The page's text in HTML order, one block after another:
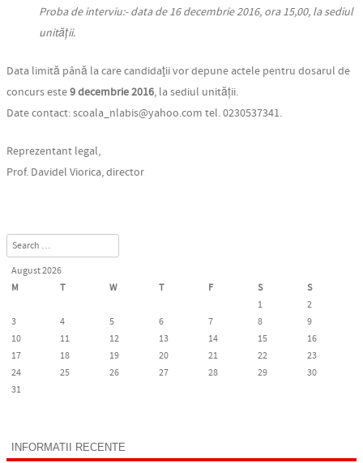
Proba de interviu:- data de 16 decembrie 2016, ora 15,00, la sediul
unității.
Data limită până la care candidaţii vor depune actele pentru dosarul de
concurs este9 decembrie 2016, la sediul unității.
Date contact:scoala_nlabis@yahoo.com tel. 0230537341.
Reprezentant legal,
Prof. Davidel Viorica, director
Search
August 2026
M
T W T F S
S
1
2
3
4 5 6 7 8
9
10
11 12 13 14 15
16
17
18 19 20 21 22
23
24
25 26 27 28 29
30
31
INFORMATII RECENTE